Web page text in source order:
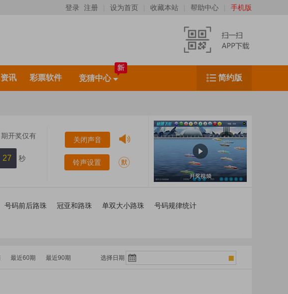
登录 注册 设为首页 收藏本站 帮助中心 手机版
扫一扫，下载移动客户端
资讯 彩票软件 竞猜中心 简约版
期开奖仅有
26 秒
关闭声音
铃声设置
号码前后路珠 冠亚和路珠 单双大小路珠
号码规律统计
选择日期
最近60期 最近90期